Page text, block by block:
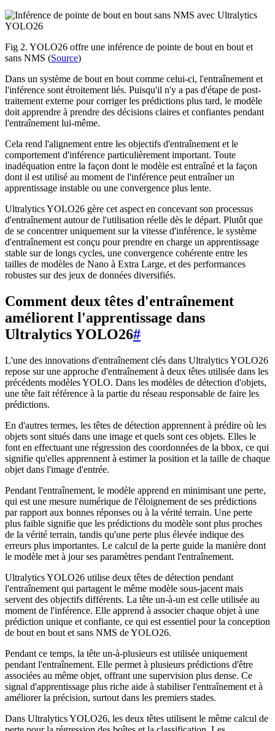
Fig 2. YOLO26 offre une inférence de pointe de bout en bout et
sans NMS (Source)
Dans un système de bout en bout comme celui-ci, l'entraînement et
l'inférence sont étroitement liés. Puisqu'il n'y a pas d'étape de post-
traitement externe pour corriger les prédictions plus tard, le modèle
doit apprendre à prendre des décisions claires et confiantes pendant
l'entraînement lui-même.
Cela rend l'alignement entre les objectifs d'entraînement et le
comportement d'inférence particulièrement important. Toute
inadéquation entre la façon dont le modèle est entraîné et la façon
dont il est utilisé au moment de l'inférence peut entraîner un
apprentissage instable ou une convergence plus lente.
Ultralytics YOLO26 gère cet aspect en concevant son processus
d'entraînement autour de l'utilisation réelle dès le départ. Plutôt que
de se concentrer uniquement sur la vitesse d'inférence, le système
d'entraînement est conçu pour prendre en charge un apprentissage
stable sur de longs cycles, une convergence cohérente entre les
tailles de modèles de Nano à Extra Large, et des performances
robustes sur des jeux de données diversifiés.
Comment deux têtes d'entraînement
améliorent l'apprentissage dans
Ultralytics YOLO26#
L'une des innovations d'entraînement clés dans Ultralytics YOLO26
repose sur une approche d'entraînement à deux têtes utilisée dans les
précédents modèles YOLO. Dans les modèles de détection d'objets,
une tête fait référence à la partie du réseau responsable de faire les
prédictions.
En d'autres termes, les têtes de détection apprennent à prédire où les
objets sont situés dans une image et quels sont ces objets. Elles le
font en effectuant une régression des coordonnées de la bbox, ce qui
signifie qu'elles apprennent à estimer la position et la taille de chaque
objet dans l'image d'entrée.
Pendant l'entraînement, le modèle apprend en minimisant une perte,
qui est une mesure numérique de l'éloignement de ses prédictions
par rapport aux bonnes réponses ou à la vérité terrain. Une perte
plus faible signifie que les prédictions du modèle sont plus proches
de la vérité terrain, tandis qu'une perte plus élevée indique des
erreurs plus importantes. Le calcul de la perte guide la manière dont
le modèle met à jour ses paramètres pendant l'entraînement.
Ultralytics YOLO26 utilise deux têtes de détection pendant
l'entraînement qui partagent le même modèle sous-jacent mais
servent des objectifs différents. La tête un-à-un est celle utilisée au
moment de l'inférence. Elle apprend à associer chaque objet à une
prédiction unique et confiante, ce qui est essentiel pour la conception
de bout en bout et sans NMS de YOLO26.
Pendant ce temps, la tête un-à-plusieurs est utilisée uniquement
pendant l'entraînement. Elle permet à plusieurs prédictions d'être
associées au même objet, offrant une supervision plus dense. Ce
signal d'apprentissage plus riche aide à stabiliser l'entraînement et à
améliorer la précision, surtout dans les premiers stades.
Dans Ultralytics YOLO26, les deux têtes utilisent le même calcul de